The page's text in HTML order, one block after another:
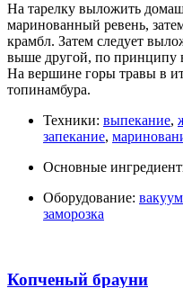
На тарелку выложить
маринованный ревень,
крамбл. Затем следует
выше другой, по принципу
На вершине горы травы в
топинамбура.
Техники: выпекание,
запекание,
Основные
Оборудование:
заморозка
Копченый брауни